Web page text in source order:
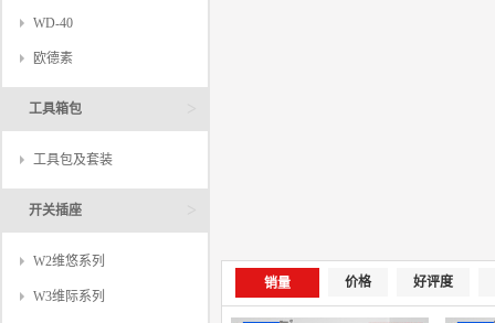
WD-40
欧德素
工具箱包
工具包及套装
开关插座
W2维悠系列
W3维际系列
销量 价格 好评度